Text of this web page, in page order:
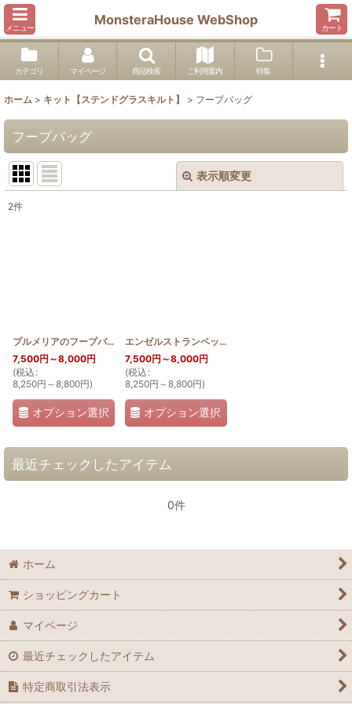
メニュー
MonsteraHouse WebShop
カート
カテゴリ マイページ 商品検索 ご利用案内 特集
ホーム > キット【ステンドグラスキルト】 > フープバッグ
フープバッグ
表示順変更
2件
プルメリアのフープバッグ [SGQFP_PLU]
7,500円 ～8,000円
(税込 :
8,250円 ～8,800円)
オプション選択
エンゼルストランペットのフープバッグ
7,500円 ～8,000円
(税込 :
8,250円 ～8,800円)
オプション選択
最近チェックしたアイテム
0件
ホーム
ショッピングカート
マイページ
最近チェックしたアイテム
特定商取引法表示